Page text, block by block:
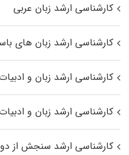
کارشناسی ارشد زبان عربی
کارشناسی ارشد زبان‌ های
کارشناسی ارشد زبان و
کارشناسی ارشد زبان و
کارشناسی ارشد سنجش از